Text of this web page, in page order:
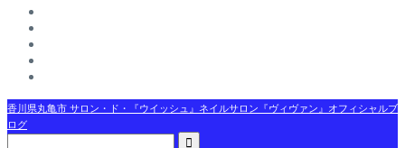
香川県丸亀市 サロン・ド・『ウイッシュ』ネイルサロン『ヴィヴァン』オフィシャルブ
ログ